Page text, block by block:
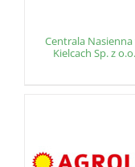
Centrala Nasienna
Kielcach Sp. z o.o.